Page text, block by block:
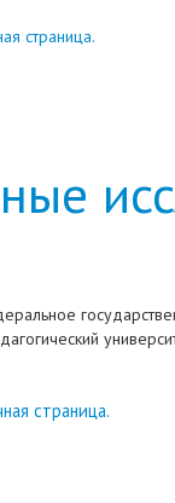
страница.
страница.